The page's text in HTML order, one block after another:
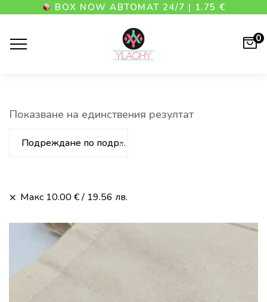
BOX NOW АВТОМАТ 24/7 | 1.75 €
0
Показване на единствения резултат
Подреждане по подразбиране
Макс 10.00€/ 19.56 лв.